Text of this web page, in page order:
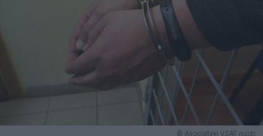
© Asociatyvi VSAT nuotr.